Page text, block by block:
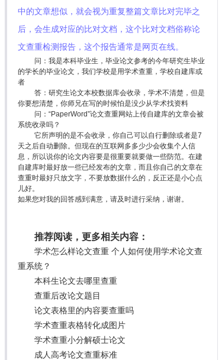
中的文章想似，就会视为重复整篇文章比对完毕之
后，会生成对应的比对文档，这个比对文档俗称论
文查重检测报告，这个报告通常是网页在线。
问：我是本科毕业生，毕业论文参考的今年研究生毕业
的学长的毕业论文，我们学校是用学术查重，学校自建库或
者
答：研究生论文本校数据库会收录，学术不清楚，但是
你要想清楚，你师兄在写的时候怕是没少从学术找资料
问：“PaperWord”论文查重网站上传自建库的文章会被
系统收录吗？
它所声明的是不会收录，你自己可以自行删除或者是7
天之后自动删除。但现在的互联网多多少少会收集个人信
息，所以说你的论文内容要是很重要就要做一些防范。在建
自建库时最好放一些已经发布的文章，而且你自己的文章在
查重时最好只放文字，不要放数据什么的，反正还是小心点
儿好。
如果您对我的回答感到满意，请及时进行采纳，谢谢。
推荐阅读，更多相关内容：
学术怎么样论文查重 个人如何使用学术论文查
重系统？
本科生论文去哪里查重
查重后改论文题目
论文表格里的内容要查重吗
学术查重表格转化成图片
学术查重小分解硕士论文
成人高考论文查重标准